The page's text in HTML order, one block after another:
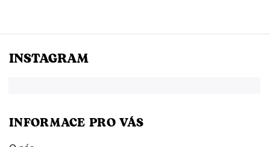
INSTAGRAM
INFORMACE PRO VÁS